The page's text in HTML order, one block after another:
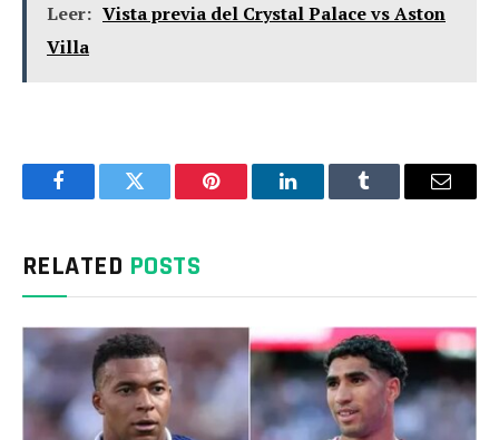
Leer: Vista previa del Crystal Palace vs Aston
Villa
FacebookTwitter Pinterest LinkedInTumblr Email
RELATED POSTS